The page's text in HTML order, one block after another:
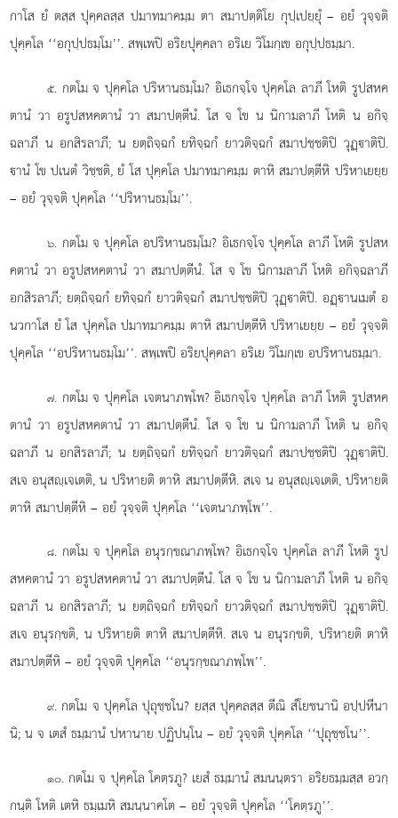
กาโส ยํ ตสฺส ปุคฺคลสฺส ปมาทมาคมฺม ตา สมาปตฺติโย กุปฺเปยฺยุํ – อยํ วุจฺจติ
ปุคฺคโล ‘‘อกุปฺปธมฺโม’’. สพฺเพปิ อริยปุคฺคลา อริเย วิโมกฺเข อกุปฺปธมฺมา.
๕. กตโม จ ปุคฺคโล ปริหานธมฺโม? อิเธกจฺโจ ปุคฺคโล ลาภี โหติ รูปสหค
ตานํ วา อรูปสหคตานํวา สมาปตฺตีนํ. โส จ โข น นิกามลาภี โหติ น อกิจฺ
ฉลาภี น อกสิรลาภี; น ยตฺถิจฺฉกํ ยทิจฺฉกํ ยาวติจฺฉกํ สมาปชฺชติปิ วุฏฺาติปิ.
านํ โข ปเนตํ วิชฺชติ, ยํ โส ปุคฺคโล ปมาทมาคมฺม ตาหิ สมาปตฺตีหิ ปริหาเยยฺย
– อยํ วุจฺจติ ปุคฺคโล ‘‘ปริหานธมฺโม’’.
๖. กตโม จ ปุคฺคโล อปริหานธมฺโม? อิเธกจฺโจ ปุคฺคโล ลาภี โหติ รูปสห
คตานํ วา อรูปสหคตานํ วา สมาปตฺตีนํ. โส จ โข นิกามลาภี โหติ อกิจฺฉลาภี
อกสิรลาภี; ยตฺถิจฺฉกํ ยทิจฺฉกํ ยาวติจฺฉกํ สมาปชฺชติปิ วุฏฺาติปิ. อฏฺานเมตํ อ
นวกาโส ยํ โส ปุคฺคโล ปมาทมาคมฺม ตาหิ สมาปตฺตีหิ ปริหาเยยฺย – อยํ วุจฺจติ
ปุคฺคโล ‘‘อปริหานธมฺโม’’. สพฺเพปิ อริยปุคฺคลา อริเย วิโมกฺเข อปริหานธมฺมา.
๗. กตโม จ ปุคฺคโล เจตนาภพฺโพ? อิเธกจฺโจ ปุคฺคโล ลาภี โหติ รูปสหค
ตานํ วา อรูปสหคตานํ วา สมาปตฺตีนํ. โส จ โข น นิกามลาภี โหติ น อกิจฺ
ฉลาภี น อกสิรลาภี; น ยตฺถิจฺฉกํ ยทิจฺฉกํ ยาวติจฺฉกํ สมาปชฺชติปิ วุฏฺาติปิ.
สเจ อนุสฺเจเตติ, น ปริหายติ ตาหิ สมาปตฺตีหิ. สเจ น อนุสฺเจเตติ, ปริหายติ
ตาหิ สมาปตฺตีหิ – อยํ วุจฺจติ ปุคฺคโล ‘‘เจตนาภพฺโพ’’.
๘. กตโม จ ปุคฺคโล อนุรกฺขณาภพฺโพ? อิเธกจฺโจ ปุคฺคโล ลาภี โหติ รูป
สหคตานํ วา อรูปสหคตานํ วา สมาปตฺตีนํ. โส จ โข น นิกามลาภี โหติ น อกิจฺ
ฉลาภี น อกสิรลาภี; น ยตฺถิจฺฉกํ ยทิจฺฉกํ ยาวติจฺฉกํ สมาปชฺชติปิ วุฏฺาติปิ.
สเจ อนุรกฺขติ, น ปริหายติ ตาหิ สมาปตฺตีหิ. สเจ น อนุรกฺขติ, ปริหายติ ตาหิ
สมาปตฺตีหิ – อยํ วุจฺจติ ปุคฺคโล ‘‘อนุรกฺขณาภพฺโพ’’.
๙. กตโม จ ปุคฺคโล ปุถุชฺชโน? ยสฺส ปุคฺคลสฺส ตีณิ สํโยชนานิ อปฺปหีนา
นิ; น จ เตสํ ธมฺมานํ ปหานาย ปฏิปนฺโน – อยํ วุจฺจติ ปุคฺคโล ‘‘ปุถุชฺชโน’’.
๑๐. กตโม จ ปุคฺคโล โคตฺรภู? เยสํธมฺมานํ สมนนฺตรา อริยธมฺมสฺส อวกฺ
กนฺติ โหติ เตหิ ธมฺเมหิ สมนฺนาคโต – อยํ วุจฺจติ ปุคฺคโล ‘‘โคตฺรภู’’.